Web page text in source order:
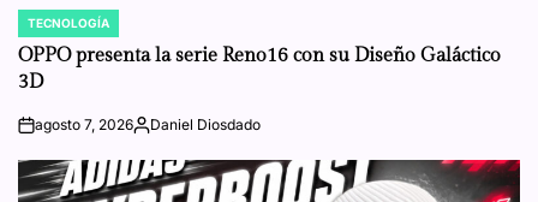
POSTED
IN
TECNOLOGÍA
OPPO presenta la serie Reno16 con su Diseño Galáctico
3D
onagosto 7, 2026Posted
Daniel Diosdado